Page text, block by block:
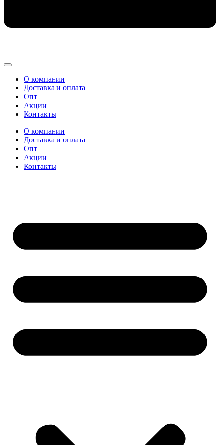
О компании
Доставка и оплата
Опт
Акции
Контакты
О компании
Доставка и оплата
Опт
Акции
Контакты